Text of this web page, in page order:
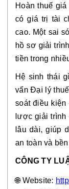
Hoàn thuế
có giá trị tài
cao. Một sai
hồ sơ giải
tiền trong
Hệ sinh thái
vấn Đại lý
soát điều
lược giải
lâu dài, giúp
an toàn và
CÔNG TY
🌐 Website: